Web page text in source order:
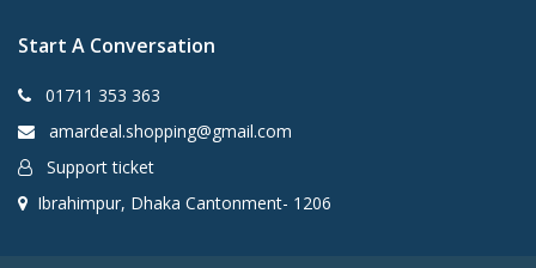
Start A Conversation
01711 353 363
amardeal.shopping@gmail.com
Support ticket
Ibrahimpur, Dhaka Cantonment- 1206